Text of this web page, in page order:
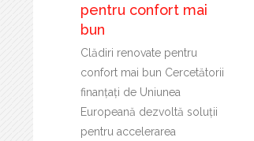
pentru confort mai
bun
Clădiri renovate pentru
confort mai bun Cercetătorii
finanțați de Uniunea
Europeană dezvoltă soluții
pentru accelerarea